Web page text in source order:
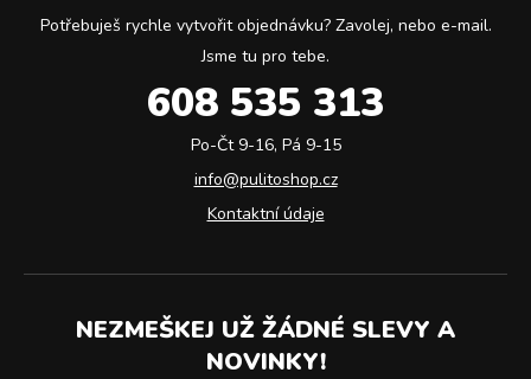
Potřebuješ rychle vytvořit objednávku? Zavolej, nebo e-mail.
Jsme tu pro tebe.
608 535 313
Po-Čt 9-16, Pá 9-15
info@pulitoshop.cz
Kontaktní údaje
NEZMEŠKEJ UŽ ŽÁDNÉ SLEVY A
NOVINKY!